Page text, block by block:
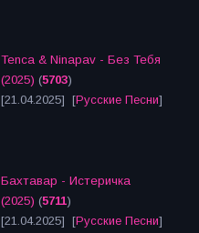
Tenca & Ninapav - Без Тебя
(2025) (5703)
[21.04.2025] [Русские Песни]
Бахтавар - Истеричка
(2025) (5711)
[21.04.2025] [Русские Песни]